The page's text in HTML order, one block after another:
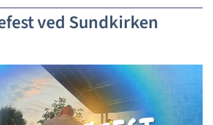
ved Sundkirken